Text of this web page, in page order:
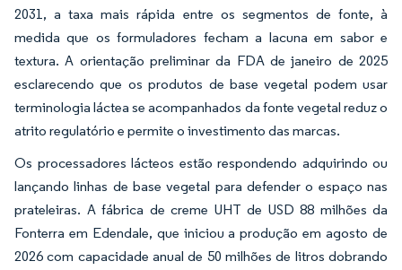
2031, a taxa mais rápida entre os segmentos de fonte, à
medida que os formuladores fecham a lacuna em sabor e
textura. A orientação preliminar da FDA de janeiro de 2025
esclarecendo que os produtos de base vegetal podem usar
terminologia láctea se acompanhados da fonte vegetal reduz o
atrito regulatório e permite o investimento das marcas.
Os processadores lácteos estão respondendo adquirindo ou
lançando linhas de base vegetal para defender o espaço nas
prateleiras. A fábrica de creme UHT de USD 88 milhões da
Fonterra em Edendale, que iniciou a produção em agosto de
2026 com capacidade anual de 50 milhões de litros dobrando